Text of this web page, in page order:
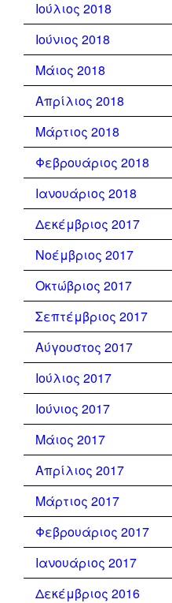
Ιούλιος 2018
Ιούνιος 2018
Μάιος 2018
Απρίλιος 2018
Μάρτιος 2018
Φεβρουάριος 2018
Ιανουάριος 2018
Δεκέμβριος 2017
Νοέμβριος 2017
Οκτώβριος 2017
Σεπτέμβριος 2017
Αύγουστος 2017
Ιούλιος 2017
Ιούνιος 2017
Μάιος 2017
Απρίλιος 2017
Μάρτιος 2017
Φεβρουάριος 2017
Ιανουάριος 2017
Δεκέμβριος 2016